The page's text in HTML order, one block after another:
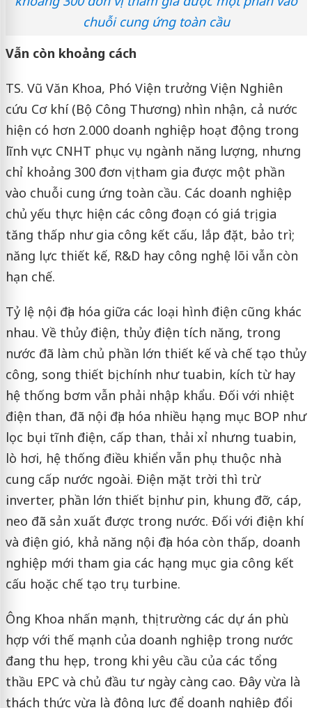
chuỗi cung ứng toàn cầu
Vẫn còn khoảng cách
TS. Vũ Văn Khoa, Phó Viện trưởng Viện Nghiên
cứu Cơ khí (Bộ Công Thương) nhìn nhận, cả nước
hiện có hơn 2.000 doanh nghiệp hoạt động trong
lĩnh vực CNHT phục vụ ngành năng lượng, nhưng
chỉ khoảng 300 đơn vị tham gia được một phần
vào chuỗi cung ứng toàn cầu. Các doanh nghiệp
chủ yếu thực hiện các công đoạn có giá trị gia
tăng thấp như gia công kết cấu, lắp đặt, bảo trì;
năng lực thiết kế, R&D hay công nghệ lõi vẫn còn
hạn chế.
Tỷ lệ nội địa hóa giữa các loại hình điện cũng khác
nhau. Về thủy điện, thủy điện tích năng, trong
nước đã làm chủ phần lớn thiết kế và chế tạo thủy
công, song thiết bị chính như tuabin, kích từ hay
hệ thống bơm vẫn phải nhập khẩu. Đối với nhiệt
điện than, đã nội địa hóa nhiều hạng mục BOP như
lọc bụi tĩnh điện, cấp than, thải xỉ nhưng tuabin,
lò hơi, hệ thống điều khiển vẫn phụ thuộc nhà
cung cấp nước ngoài. Điện mặt trời thì trừ
inverter, phần lớn thiết bị như pin, khung đỡ, cáp,
neo đã sản xuất được trong nước. Đối với điện khí
và điện gió, khả năng nội địa hóa còn thấp, doanh
nghiệp mới tham gia các hạng mục gia công kết
cấu hoặc chế tạo trụ turbine.
Ông Khoa nhấn mạnh, thị trường các dự án phù
hợp với thế mạnh của doanh nghiệp trong nước
đang thu hẹp, trong khi yêu cầu của các tổng
thầu EPC và chủ đầu tư ngày càng cao. Đây vừa là
thách thức vừa là động lực để doanh nghiệp đổi